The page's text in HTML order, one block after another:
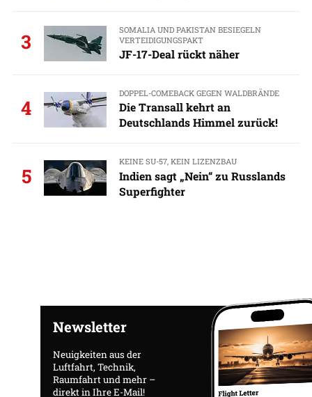
3
SOMALIA UND PAKISTAN BESIEGELN
VERTEIDIGUNGSPAKT
JF-17-Deal rückt näher
4
DOPPEL-COMEBACK GEGEN WALDBRÄNDE
Die Transall kehrt an
Deutschlands Himmel zurück!
5
KEINE SU-57, KEIN LIZENZBAU
Indien sagt „Nein“ zu Russlands
Superfighter
Newsletter
Neuigkeiten aus der
Luftfahrt, Technik,
Raumfahrt und mehr –
direkt in Ihre E-Mail!